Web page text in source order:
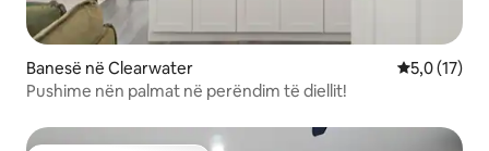
Banesë në Clearwater Vlerësimi
5,0 (17)
Pushime nën palmat në perëndim të diellit!